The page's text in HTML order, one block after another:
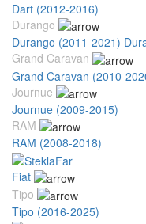
Dart (2012-2016)
Durango
Durango (2011-2021)
Grand Caravan
Grand Caravan (2010-
Journue
Journue (2009-2015)
RAM
RAM (2008-2018)
Fiat
Tipo
Tipo (2016-2025)